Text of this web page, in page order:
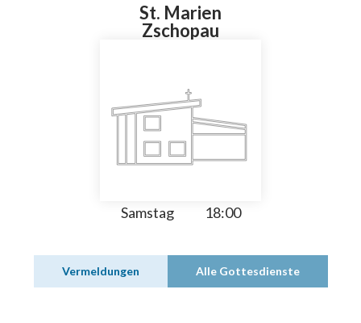
St. Marien
Zschopau
Samstag 18:00
Vermeldungen Alle Gottesdienste